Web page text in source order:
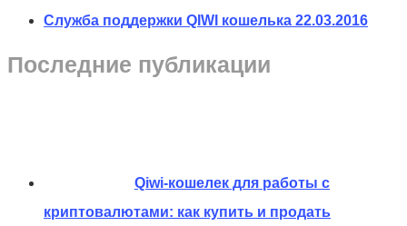
Служба поддержки QIWI кошелька 22.03.2016
Последние публикации
Qiwi-кошелек для работы с
криптовалютами: как купить и продать